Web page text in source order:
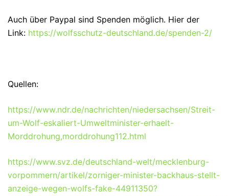
Auch über Paypal sind Spenden möglich. Hier der
Link: https://wolfsschutz-deutschland.de/spenden-2/
Quellen:
https://www.ndr.de/nachrichten/niedersachsen/Streit-
um-Wolf-eskaliert-Umweltminister-erhaelt-
Morddrohung,morddrohung112.html
https://www.svz.de/deutschland-welt/mecklenburg-
vorpommern/artikel/zorniger-minister-backhaus-stellt-
anzeige-wegen-wolfs-fake-44911350?